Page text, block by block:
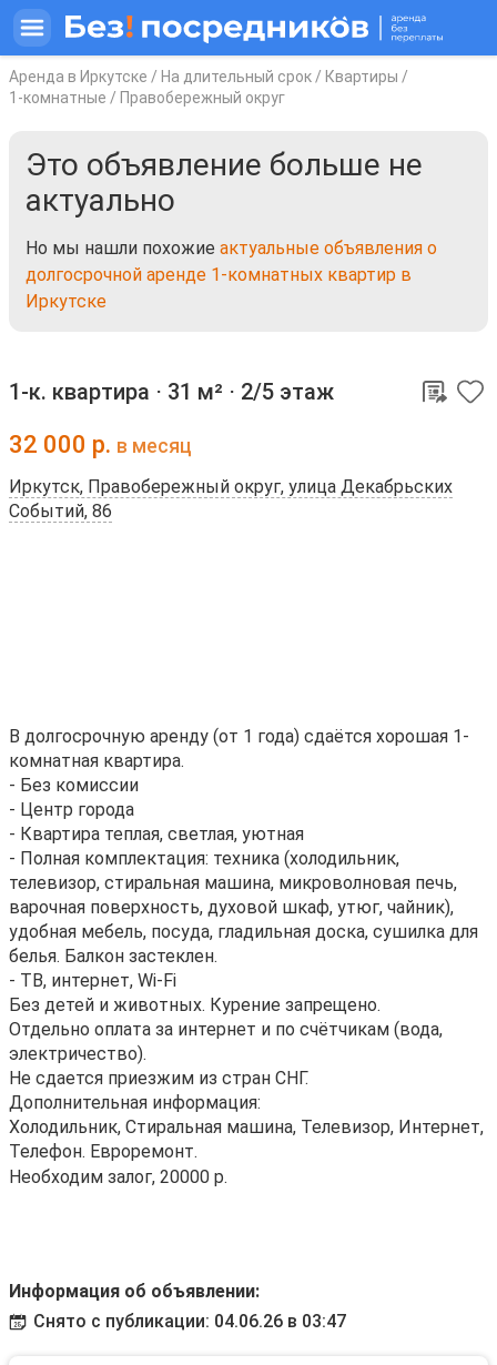
Аренда в Иркутске / На длительный срок / Квартиры /
1-комнатные / Правобережный округ
Это объявление больше не
актуально
Но мы нашли похожие актуальные объявления о
долгосрочной аренде 1-комнатных квартир в
Иркутске
1-к. квартира ⋅ 31 м² ⋅ 2/5 этаж
32 000 р. в месяц
Иркутск, Правобережный округ, улица Декабрьских
Событий, 86
В долгосрочную аренду (от 1 года) сдаётся хорошая 1-
комнатная квартира.
- Без комиссии
- Центр города
- Квартира теплая, светлая, уютная
- Полная комплектация: техника (холодильник,
телевизор, стиральная машина, микроволновая печь,
варочная поверхность, духовой шкаф, утюг, чайник),
удобная мебель, посуда, гладильная доска, сушилка для
белья. Балкон застеклен.
- ТВ, интернет, Wi-Fi
Без детей и животных. Курение запрещено.
Отдельно оплата за интернет и по счётчикам (вода,
электричество).
Не сдается приезжим из стран СНГ.
Дополнительная информация:
Холодильник, Стиральная машина, Телевизор, Интернет,
Телефон. Евроремонт.
Необходим залог, 20000 р.
Информация об объявлении:
Снято с публикации: 04.06.26 в 03:47